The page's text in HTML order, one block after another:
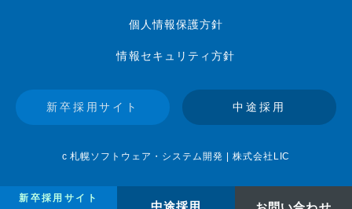
新卒採用サイト
中途採用
個人情報保護方針
情報セキュリティ方針
新卒採用サイト 中途採用
c 札幌ソフトウェア・システム開発 | 株式会社LIC